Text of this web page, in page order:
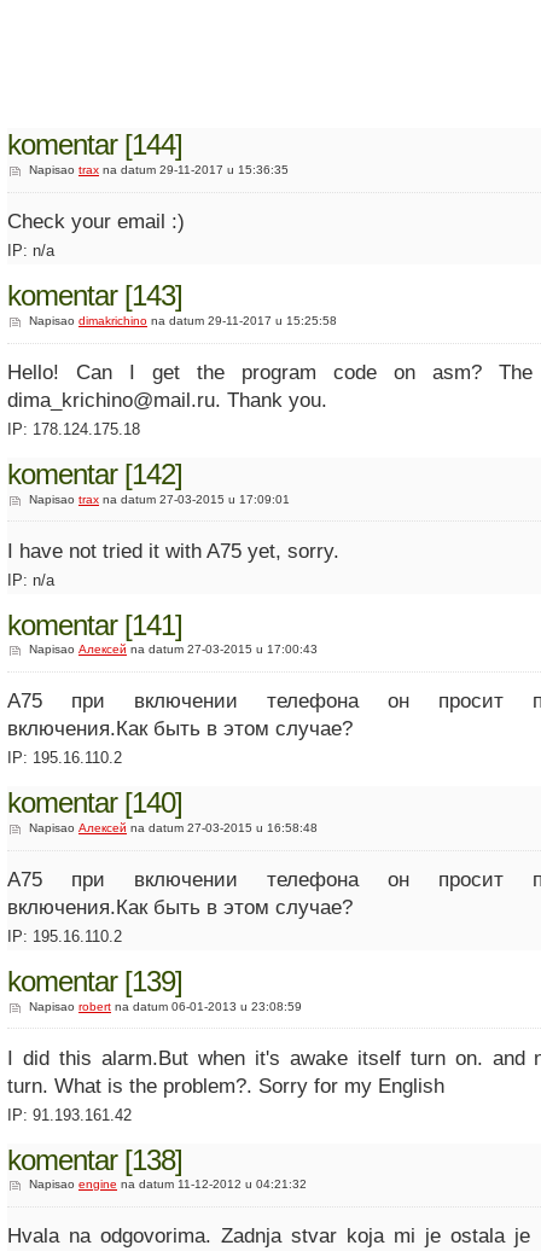
komentar [144]
Napisao trax na datum 29-11-2017 u 15:36:35
Check your email :)
IP: n/a
komentar [143]
Napisao dimakrichino na datum 29-11-2017 u 15:25:58
Hello! Can I get the program code on asm?
dima_krichino@mail.ru. Thank you.
IP: 178.124.175.18
komentar [142]
Napisao trax na datum 27-03-2015 u 17:09:01
I have not tried it with A75 yet, sorry.
IP: n/a
komentar [141]
Napisao Алексей na datum 27-03-2015 u 17:00:43
A75 при включении телефона он просит
включения.Как быть в этом случае?
IP: 195.16.110.2
komentar [140]
Napisao Алексей na datum 27-03-2015 u 16:58:48
A75 при включении телефона он просит
включения.Как быть в этом случае?
IP: 195.16.110.2
komentar [139]
Napisao robert na datum 06-01-2013 u 23:08:59
I did this alarm.But when it's awake itself turn on. and
turn. What is the problem?. Sorry for my English
IP: 91.193.161.42
komentar [138]
Napisao engine na datum 11-12-2012 u 04:21:32
Hvala na odgovorima. Zadnja stvar koja mi je ostala je